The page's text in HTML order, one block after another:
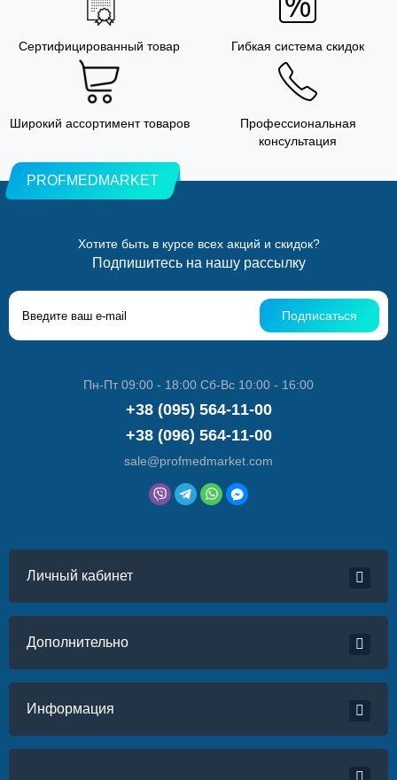
Сертифицированный товар Гибкая система скидок
Широкий ассортимент товаров
Профессиональная
консультация
PROFMEDMARKET
Хотите быть в курсе всех акций и скидок?
Подпишитесь на нашу рассылку
Подписаться
Пн-Пт 09:00 - 18:00 Сб-Вс 10:00 - 16:00
+38 (095) 564-11-00
+38 (096) 564-11-00
sale@profmedmarket.com
Личный кабинет
Дополнительно
Информация